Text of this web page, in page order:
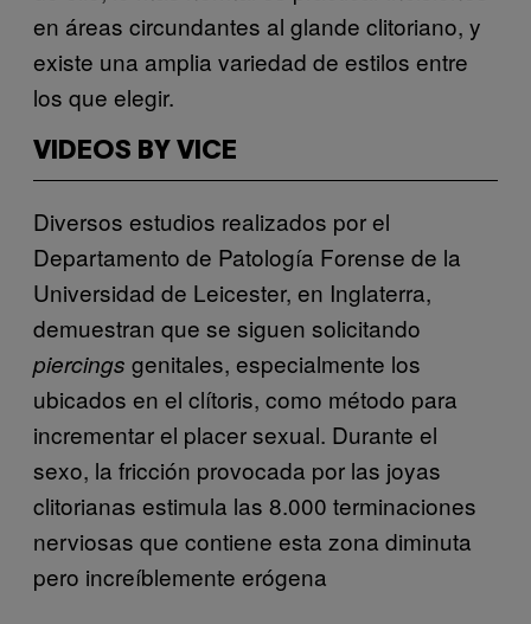
en áreas circundantes al glande clitoriano, y
existe una amplia variedad de estilos entre
los que elegir.
VIDEOS BY VICE
Diversos estudios realizados por el
Departamento de Patología Forense de la
Universidad de Leicester, en Inglaterra,
demuestran que se siguen solicitando
piercings genitales, especialmente los
ubicados en el clítoris, como método para
incrementar el placer sexual. Durante el
sexo, la fricción provocada por las joyas
clitorianas estimula las 8.000 terminaciones
nerviosas que contiene esta zona diminuta
pero increíblemente erógena